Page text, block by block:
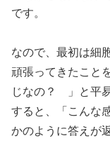
です。
なので、最初は細
頑張ってきたこと
じなの？ 」と平
すると、「こんな
かのように答えが